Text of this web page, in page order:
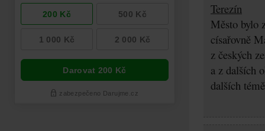
Terezín
Město bylo
císařovně
z českých
a z dalších
dalších